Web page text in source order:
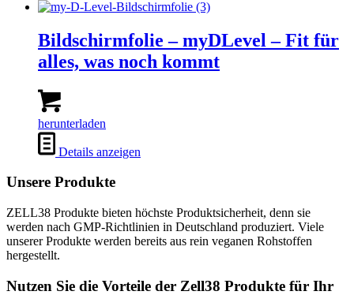
Bildschirmfolie – myDLevel – Fit für
alles, was noch kommt
herunterladen
Details anzeigen
Unsere Produkte
ZELL38 Produkte bieten höchste Produktsicherheit, denn sie
werden nach GMP-Richtlinien in Deutschland produziert. Viele
unserer Produkte werden bereits aus rein veganen Rohstoffen
hergestellt.
Nutzen Sie die Vorteile der Zell38 Produkte für Ihr